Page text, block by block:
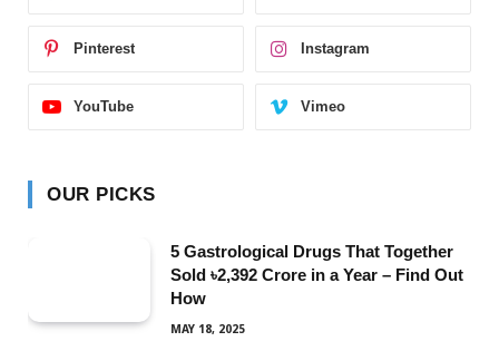
Pinterest Instagram
YouTube Vimeo
OUR PICKS
5 Gastrological Drugs That Together
Sold ৳2,392 Crore in a Year – Find Out
How
MAY 18, 2025